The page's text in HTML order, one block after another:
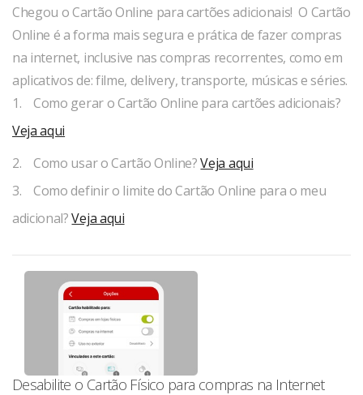
Chegou o Cartão Online para cartões adicionais! O Cartão
Online é a forma mais segura e prática de fazer compras
na internet, inclusive nas compras recorrentes, como em
aplicativos de: filme, delivery, transporte, músicas e séries.
1. Como gerar o Cartão Online para cartões adicionais?
Veja aqui
2. Como usar o Cartão Online?Veja aqui
3. Como definir o limite do Cartão Online para o meu
adicional?Veja aqui
Desabilite o Cartão Físico para compras na Internet